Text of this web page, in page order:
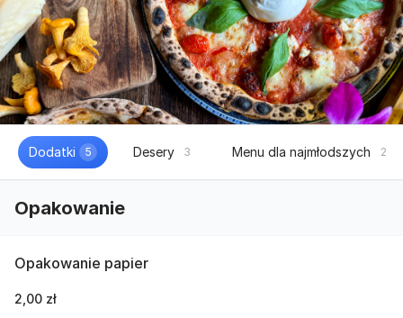
Dodatki 5 Desery 3 Menu dla najmłodszych 2
Opakowanie
Opakowanie papier
2,00 zł